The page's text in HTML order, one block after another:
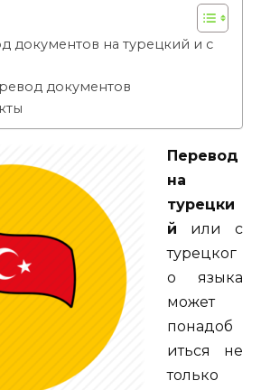
документов на турецкий и с
документов
Перевод
на
турецки
й или с
турецког
о языка
может
понадоб
иться не
только